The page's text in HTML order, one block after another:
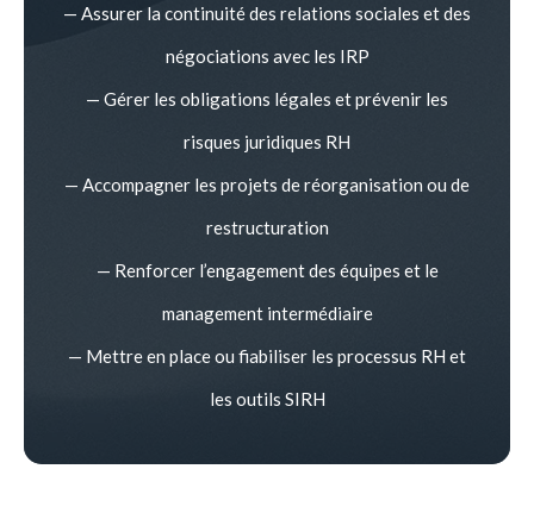
— Assurer la continuité des relations sociales et des
négociations avec les IRP
— Gérer les obligations légales et prévenir les
risques juridiques RH
— Accompagner les projets de réorganisation ou de
restructuration
— Renforcer l’engagement des équipes et le
management intermédiaire
— Mettre en place ou fiabiliser les processus RH et
les outils SIRH